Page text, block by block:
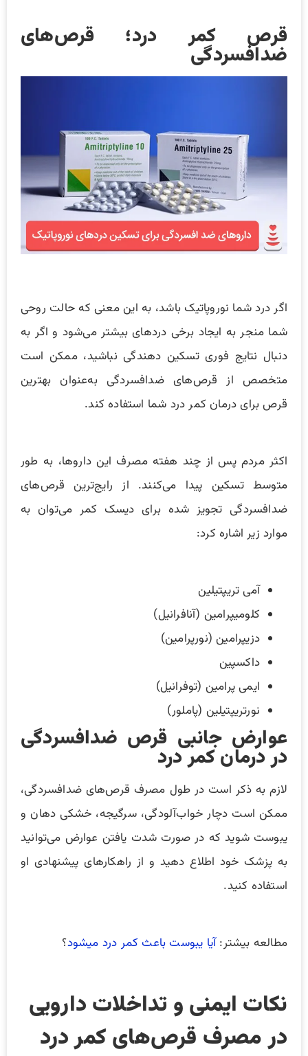
قرص کمر درد؛ قرص‌های
ضدافسردگی
اگر درد شما نوروپاتیک باشد، به این معنی که حالت روحی
شما منجر به ایجاد برخی دردهای بیشتر می‌شود و اگر به
دنبال نتایج فوری تسکین دهندگی نباشید، ممکن است
متخصص از قرص‌های ضدافسردگی به‌عنوان بهترین
قرص برای درمان کمر درد شما استفاده کند.
اکثر مردم پس از چند هفته مصرف این داروها، به طور
متوسط تسکین پیدا می‌کنند. از رایج‌ترین قرص‌های
ضدافسردگی تجویز شده برای دیسک کمر می‌توان به
موارد زیر اشاره کرد:
آمی تریپتیلین
کلومیپرامین (آنافرانیل)
دزیپرامین (نورپرامین)
داکسپین
ایمی پرامین (توفرانیل)
نورتریپتیلین (پاملور)
عوارض جانبی قرص ضدافسردگی
در درمان کمر درد
لازم به ذکر است در طول مصرف قرص‌های ضدافسردگی،
ممکن است دچار خواب‌آلودگی، سرگیجه، خشکی دهان و
یبوست شوید که در صورت شدت یافتن عوارض می‌توانید
به پزشک خود اطلاع دهید و از راهکارهای پیشنهادی او
استفاده کنید.
مطالعه بیشتر:آیا یبوست باعث کمر درد میشود؟
نکات ایمنی و تداخلات دارویی
در مصرف قرص‌های کمر درد